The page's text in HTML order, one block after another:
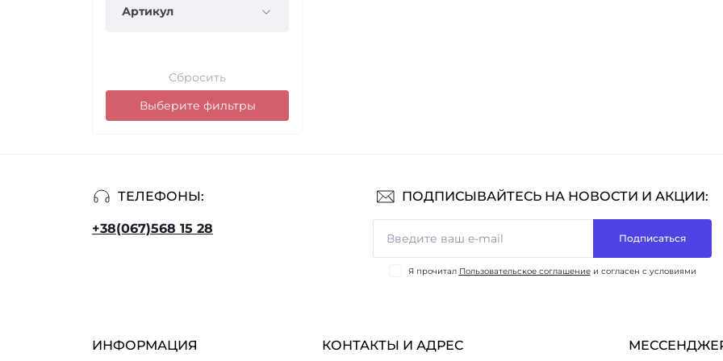
Артикул
Сбросить
Выберите фильтры
ТЕЛЕФОНЫ:
+38(067)568 15 28
ПОДПИСЫВАЙТЕСЬ НА НОВОСТИ И АКЦИИ:
Подписаться
Я прочитал Пользовательское соглашениеи согласен с условиями
ИНФОРМАЦИЯ КОНТАКТЫ И АДРЕС